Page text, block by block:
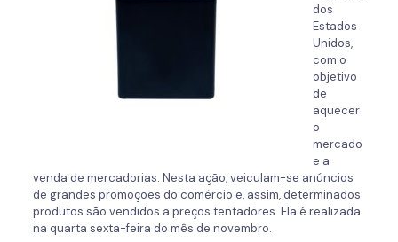
dos
Estados
Unidos,
com o
objetivo
de
aquecer
o
mercado
e a
venda de mercadorias. Nesta ação, veiculam-se anúncios
de grandes promoções do comércio e, assim, determinados
produtos são vendidos a preços tentadores. Ela é realizada
na quarta sexta-feira do mês de novembro.